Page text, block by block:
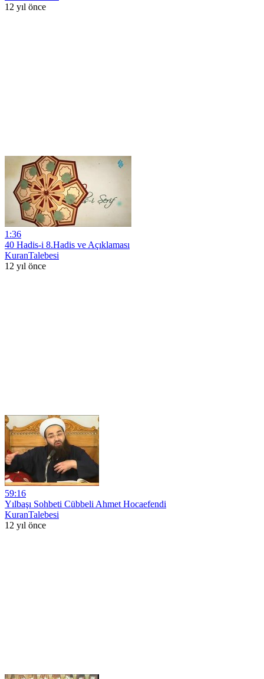
12 yıl önce
1:36
40 Hadis-i 8.Hadis ve Açıklaması
KuranTalebesi
12 yıl önce
59:16
Yılbaşı Sohbeti Cübbeli Ahmet Hocaefendi
KuranTalebesi
12 yıl önce